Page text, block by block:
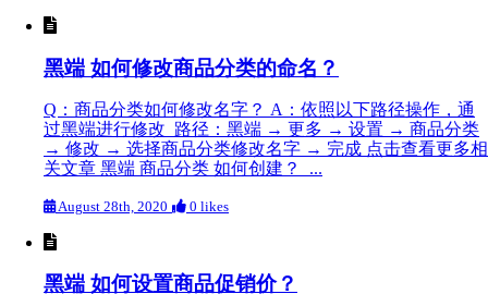
黑端 如何修改商品分类的命名？
Q：商品分类如何修改名字？ A：依照以下路径操作，通
过黑端进行修改 路径：黑端 → 更多 → 设置 → 商品分类
→ 修改 → 选择商品分类修改名字 → 完成 点击查看更多相
关文章 黑端 商品分类 如何创建？ ...
August 28th, 2020 0 likes
黑端 如何设置商品促销价？